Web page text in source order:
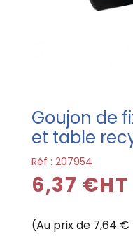
Goujon de
et table
Réf : 207954
6,37 €HT
(Au prix de 7,64 €